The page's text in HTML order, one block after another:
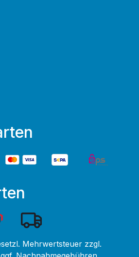
Mehrwertsteuer zzgl.